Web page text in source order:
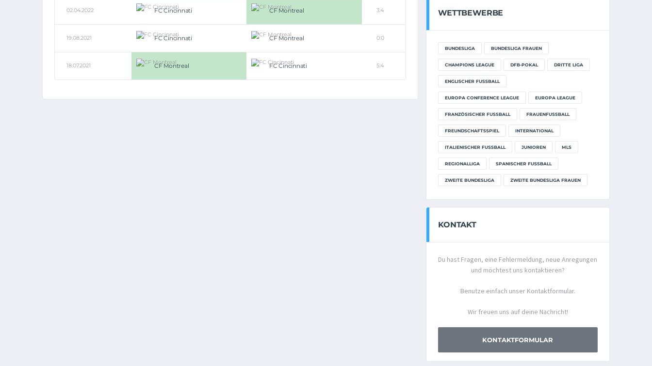
02.04.2022 FC Cincinnati CF Montreal 3:4
19.08.2021 FC Cincinnati CF Montreal 0:0
18.07.2021 CF Montreal FC Cincinnati 5:4
WETTBEWERBE
BUNDESLIGA BUNDESLIGA FRAUEN
CHAMPIONS LEAGUE DFB-POKAL DRITTE LIGA
ENGLISCHER FUSSBALL
EUROPA CONFERENCE LEAGUE EUROPA LEAGUE
FRANZÖSISCHER FUSSBALL FRAUENFUSSBALL
FREUNDSCHAFTSSPIEL INTERNATIONAL
ITALIENISCHER FUSSBALL JUNIOREN MLS
REGIONALLIGA SPANISCHER FUSSBALL
ZWEITE BUNDESLIGA ZWEITE BUNDESLIGA FRAUEN
KONTAKT
Du hast Fragen, eine Fehlermeldung, neue Anregungen
und möchtest uns kontaktieren?
Benutze einfach unser Kontaktformular.
Wir freuen uns auf deine Nachricht!
KONTAKTFORMULAR